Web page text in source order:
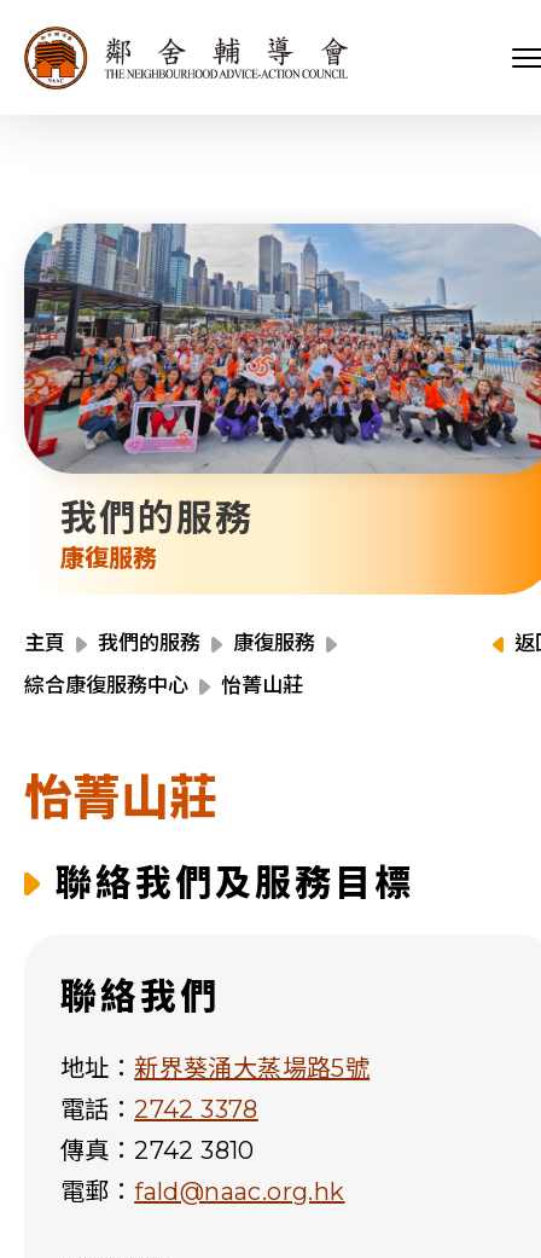
我們的服務
康復服務
主頁 我們的服務
康復服務
綜合康復服務中心
怡菁山莊
返
怡菁山莊
聯絡我們及服務目標
聯絡我們
地址：新界葵涌大蒸場路5號
電話： 2742 3378
傳真：2742 3810
電郵：fald@naac.org.hk
會長、副會長
執行委員會及總幹事
招標項目
關於我們
家庭及兒童福利服務
青少年服務
內地服務
教育服務
醫療衞生服務
社會企業
我們的服務
我們的夥伴
捐款方法
支持我們
新聞稿及媒體報導
會訊及刊物
活動報名
加入我們